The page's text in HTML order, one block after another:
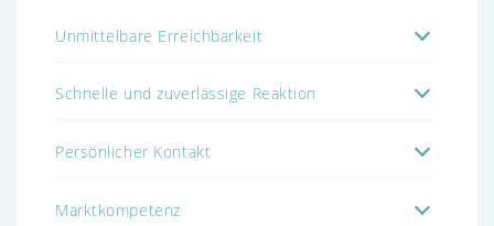
Unmittelbare Erreichbarkeit
Schnelle und zuverlässige Reaktion
Persönlicher Kontakt
Marktkompetenz